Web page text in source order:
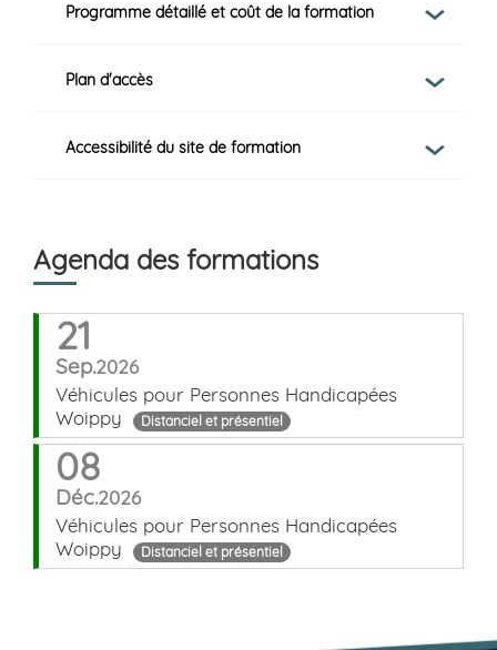
Programme détaillé et coût de la formation
Plan d'accès
Accessibilité du site de formation
Agenda des formations
21
Sep.2026
Véhicules pour Personnes Handicapées
Woippy
Distanciel et présentiel
08
Déc.2026
Véhicules pour Personnes Handicapées
Woippy
Distanciel et présentiel